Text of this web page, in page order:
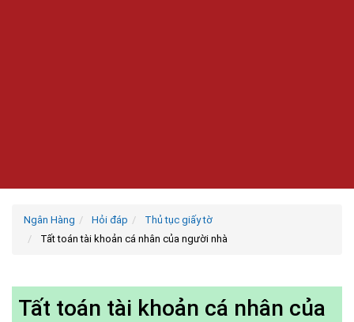
Ngân Hàng Hỏi đáp
Thủ tục giấy tờ
Tất toán tài khoản cá nhân của người nhà
Tất toán tài khoản cá nhân của